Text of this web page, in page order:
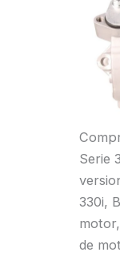
Serie
330i,
de